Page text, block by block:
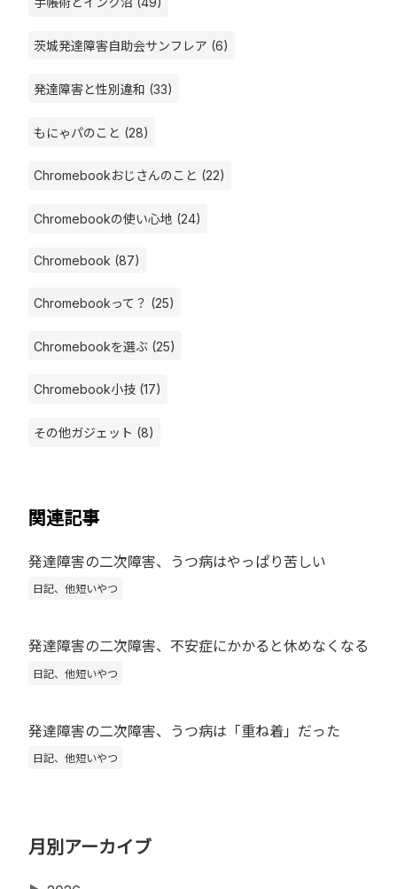
茨城発達障害自助会サンフレア (6)
発達障害と性別違和 (33)
もにゃパのこと (28)
Chromebookおじさんのこと (22)
Chromebookの使い心地 (24)
Chromebook (87)
Chromebookって？ (25)
Chromebookを選ぶ (25)
Chromebook小技 (17)
その他ガジェット (8)
関連記事
発達障害の二次障害、うつ病はやっぱり苦しい
日記、他短いやつ
発達障害の二次障害、不安症にかかると休めなくなる
日記、他短いやつ
発達障害の二次障害、うつ病は「重ね着」だった
日記、他短いやつ
月別アーカイブ